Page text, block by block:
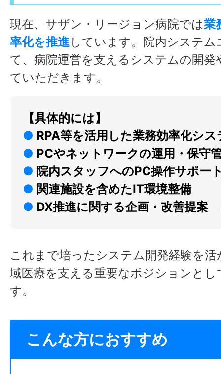
現在、サザン・リージョン病院では業
率化を推進 しています。院内システ
て、病院運営を支えるシステムの開発
ていただきます。
【具体的には】
● RPA等を活用した業務効率化シ
● PCやネットワークの運用・保守
● 院内スタッフへのPC操作サポー
● 関連施設を含めたIT環境整備
● DX推進に関する企画・改善提案
これまで培ったシステム開発経験を
域医療を支える重要なポジションとし
す。
こんな方におすすめ